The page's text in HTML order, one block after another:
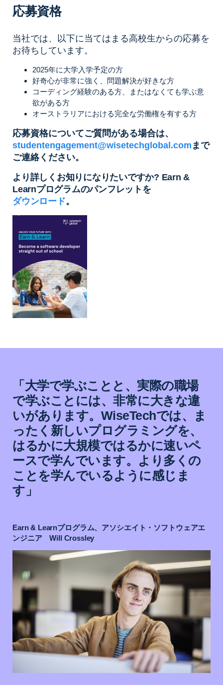
応募資格
当社では、以下に当てはまる高校生からの応募を
お待ちしています。
2025年に大学入学予定の方
好奇心が非常に強く、問題解決が好きな方
コーディング経験のある方、またはなくても学ぶ意
欲がある方
オーストラリアにおける完全な労働権を有する方
応募資格についてご質問がある場合は、
studentengagement@wisetechglobal.com まで
ご連絡ください。
より詳しくお知りになりたいですか? Earn &
Learnプログラムのパンフレットを
ダウンロード。
「大学で学ぶことと、実際の職場
で学ぶことには、非常に大きな違
いがあります。WiseTechでは、ま
ったく新しいプログラミングを、
はるかに大規模ではるかに速いペ
ースで学んでいます。より多くの
ことを学んでいるように感じま
す」
Earn & Learnプログラム、アソシエイト・ソフトウェアエ
ンジニア Will Crossley